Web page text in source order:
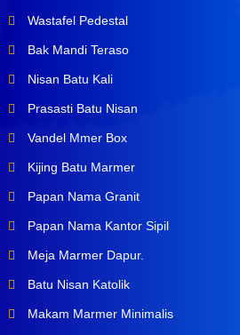
Wastafel Pedestal
Bak Mandi Teraso
Nisan Batu Kali
Prasasti Batu Nisan
Vandel Mmer Box
Kijing Batu Marmer
Papan Nama Granit
Papan Nama Kantor Sipil
Meja Marmer Dapur.
Batu Nisan Katolik
Makam Marmer Minimalis